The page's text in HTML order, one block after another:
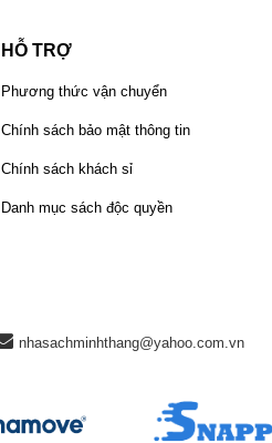
HỖ TRỢ
Phương thức vận chuyển
Chính sách bảo mật thông tin
Chính sách khách sỉ
Danh mục sách độc quyền
nhasachminhthang@yahoo.com.vn